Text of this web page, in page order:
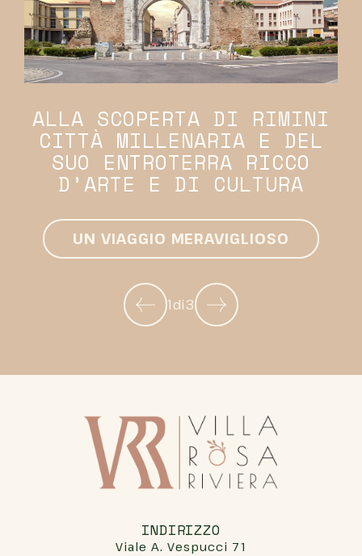
ALLA SCOPERTA DI RIMINI
CITTÀ MILLENARIA E DEL
SUO ENTROTERRA RICCO
D’ARTE E DI CULTURA
UN VIAGGIO MERAVIGLIOSO
1di3
INDIRIZZO
Viale A. Vespucci 71